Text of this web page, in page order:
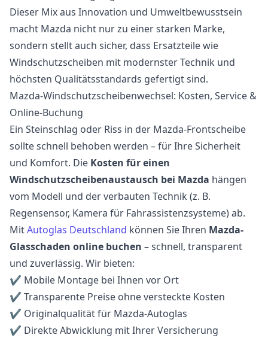
Dieser Mix aus Innovation und Umweltbewusstsein
macht Mazda nicht nur zu einer starken Marke,
sondern stellt auch sicher, dass Ersatzteile wie
Windschutzscheiben mit modernster Technik und
höchsten Qualitätsstandards gefertigt sind.
Mazda-Windschutzscheibenwechsel: Kosten, Service &
Online-Buchung
Ein Steinschlag oder Riss in der Mazda-Frontscheibe
sollte schnell behoben werden – für Ihre Sicherheit
und Komfort. Die Kosten für einen
Windschutzscheibenaustausch bei Mazda hängen
vom Modell und der verbauten Technik (z. B.
Regensensor, Kamera für Fahrassistenzsysteme) ab.
MitAutoglas Deutschland können Sie Ihren Mazda-
Glasschaden online buchen – schnell, transparent
und zuverlässig. Wir bieten:
✔ Mobile Montage bei Ihnen vor Ort
✔ Transparente Preise ohne versteckte Kosten
✔ Originalqualität für Mazda-Autoglas
✔ Direkte Abwicklung mit Ihrer Versicherung